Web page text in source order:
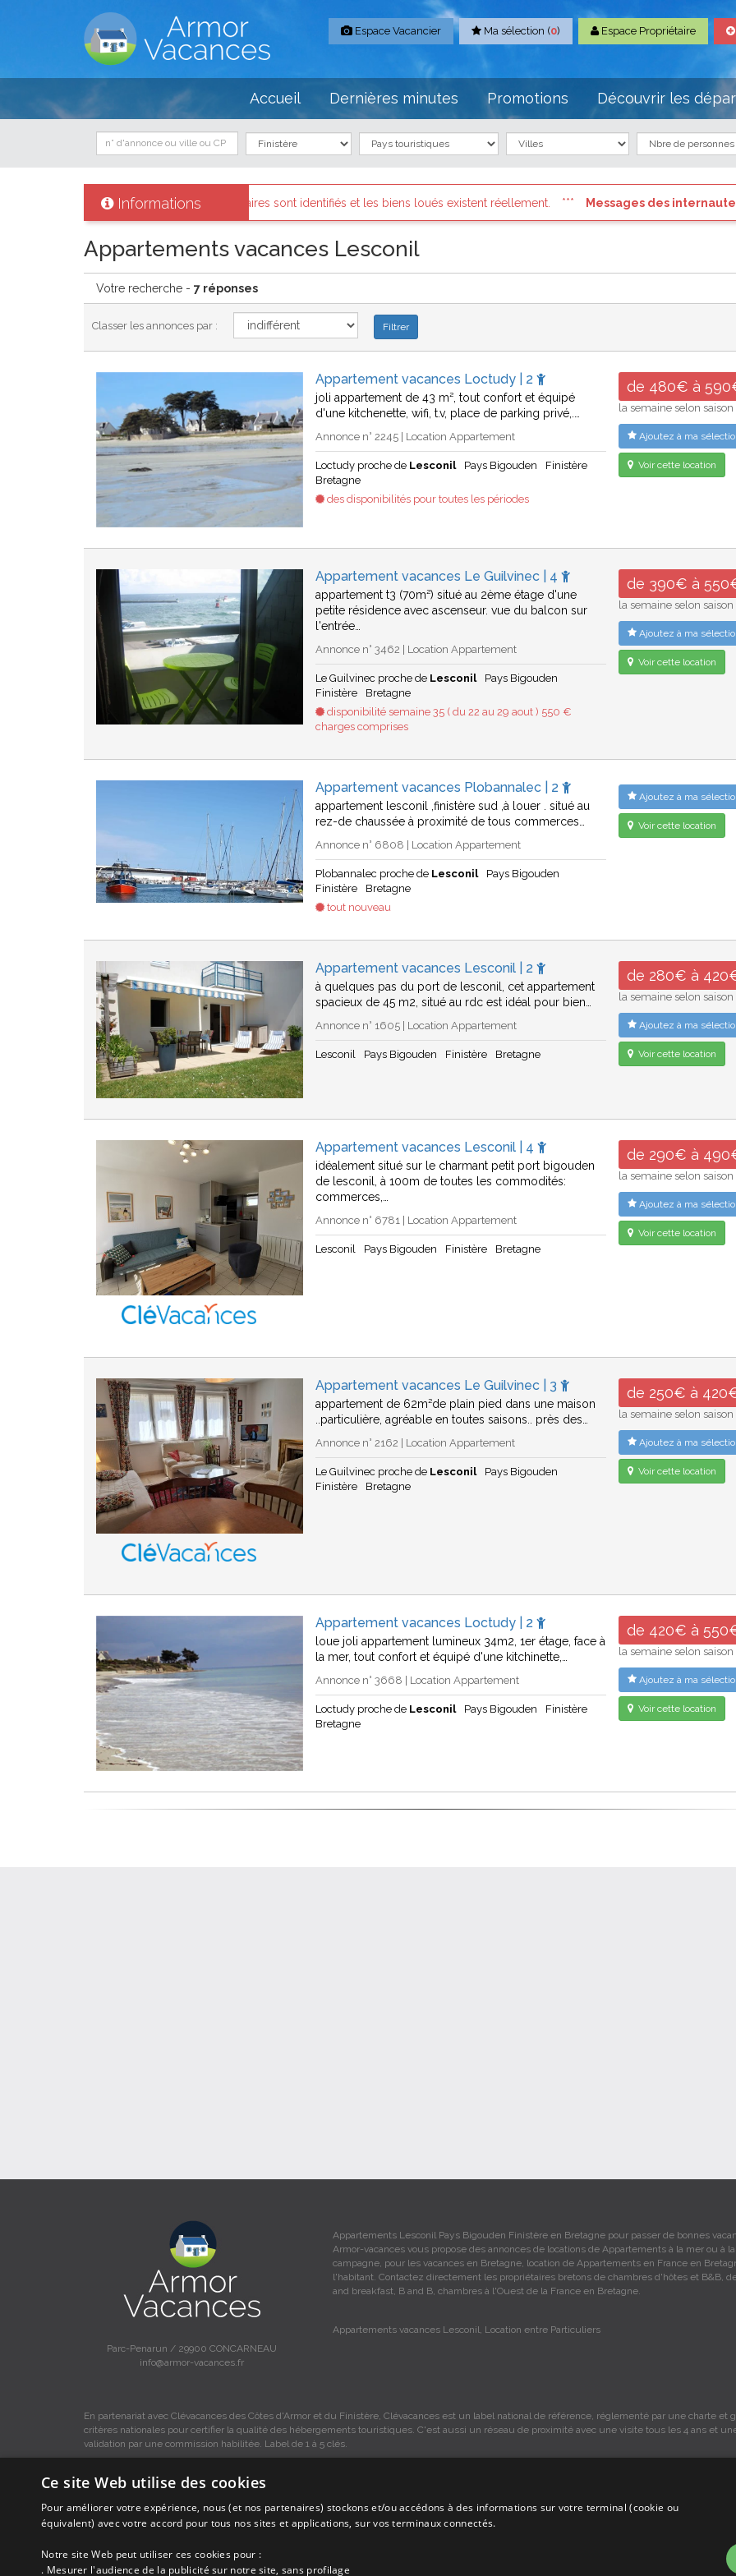
Espace Vacancier Ma sélection (0) Espace Propriétaire
Accueil Dernières minutes Promotions Découvrir les
Informations
: Tous les propriétaires sont identifiés et les biens loués existent réellement. Messages des internautes pressés: Connectez
Appartements vacances Lesconil
Votre recherche - 7 réponses
Classer les annonces par :
Appartement vacances Loctudy | 2
joli appartement de 43 m², tout confort et équipé
d'une kitchenette, wifi, t.v, place de parking privé,.…
Annonce n° 2245 | Location Appartement
Loctudy proche de Lesconil Pays Bigouden
Finistère
Bretagne
des disponibilités pour toutes les périodes
de 480€ à
la semaine selon saison
Ajoutez à ma
Voir cette location
Appartement vacances Le Guilvinec | 4
appartement t3 (70m²) situé au 2ème étage d'une
petite résidence avec ascenseur. vue du balcon sur
l'entrée…
Annonce n° 3462 | Location Appartement
Le Guilvinec proche de Lesconil
Pays Bigouden
Finistère
Bretagne
disponibilité semaine 35 ( du 22 au 29 aout ) 550 €
charges comprises
de 390€ à
la semaine selon saison
Ajoutez à ma
Voir cette location
Appartement vacances Plobannalec | 2
appartement lesconil ,finistère sud ,à louer . situé au
rez-de chaussée à proximité de tous commerces…
Annonce n° 6808 | Location Appartement
Plobannalec proche de Lesconil
Pays Bigouden
Finistère
Bretagne
tout nouveau
Ajoutez à ma
Voir cette location
Appartement vacances Lesconil | 2
à quelques pas du port de lesconil, cet appartement
spacieux de 45 m2, situé au rdc est idéal pour bien…
Annonce n° 1605 | Location Appartement
Lesconil Pays Bigouden Finistère Bretagne
de 280€ à
la semaine selon saison
Ajoutez à ma
Voir cette location
Appartement vacances Lesconil | 4
idéalement situé sur le charmant petit port bigouden
de lesconil, à 100m de toutes les commodités:
commerces,…
Annonce n° 6781 | Location Appartement
Lesconil Pays Bigouden Finistère Bretagne
de 290€ à
la semaine selon saison
Ajoutez à ma
Voir cette location
Appartement vacances Le Guilvinec | 3
appartement de 62m²de plain pied dans une maison
..particulière, agréable en toutes saisons.. près des…
Annonce n° 2162 | Location Appartement
Le Guilvinec proche de Lesconil
Pays Bigouden
Finistère
Bretagne
de 250€ à
la semaine selon saison
Ajoutez à ma
Voir cette location
Appartement vacances Loctudy | 2
loue joli appartement lumineux 34m2, 1er étage, face à
la mer, tout confort et équipé d'une kitchinette,…
Annonce n° 3668 | Location Appartement
Loctudy proche de Lesconil Pays Bigouden
Finistère
Bretagne
de 420€ à
la semaine selon saison
Ajoutez à ma
Voir cette location
Parc-Penarun / 29900 CONCARNEAU
info@armor-vacances.fr
Appartements Lesconil Pays Bigouden Finistère en Bretagne pour passer de bonnes
Armor-vacances vous propose des annonces de locations de Appartements à la mer ou à la
campagne, pour les vacances en Bretagne, location de Appartements en France en
l'habitant. Contactez directement les propriétaires bretons de chambres d'hôtes et B&B,
and breakfast, B and B, chambres à l'Ouest de la France en Bretagne.
Appartements vacances Lesconil, Location entre Particuliers
En partenariat avec Clévacances des Côtes d'Armor et du Finistère, Clévacances est un label national de référence, réglementé par une charte et
critères nationales pour certifier la qualité des hébergements touristiques. C'est aussi un réseau de proximité avec une visite tous les 4 ans et
validation par une commission habilitée. Label de 1 à 5 clés.
Les descriptions et photos contenues dans le site Armor-vacances sont sous la responsabilité des propriétaires, ces informations sont
Armor-vacances.
Armor-vacances n'est pas un organisme et ne touche aucune commission sur les locations, c'est simplement un annuaire d'hébergements de
Ce site Web utilise des cookies
Pour améliorer votre expérience, nous (et nos partenaires) stockons et/ou accédons à des informations sur votre terminal (cookie ou
équivalent) avec votre accord pour tous nos sites et applications, sur vos terminaux connectés.
Notre site Web peut utiliser ces cookies pour :
. Mesurer l'audience de la publicité sur notre site, sans profilage